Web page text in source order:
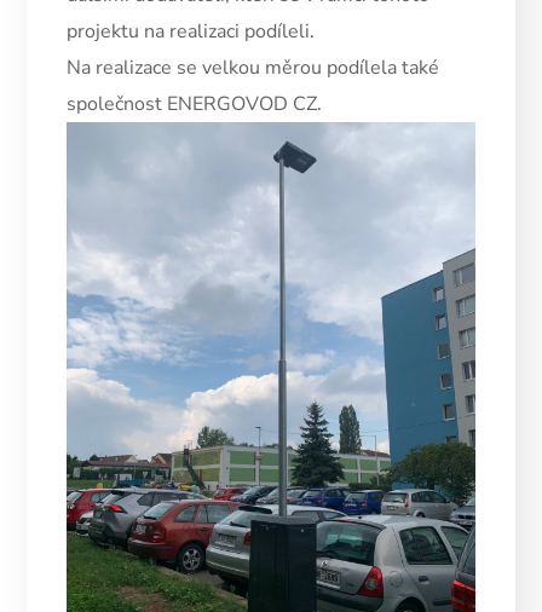
projektu na realizaci podíleli.
Na realizace se velkou měrou podílela také
společnost ENERGOVOD CZ.